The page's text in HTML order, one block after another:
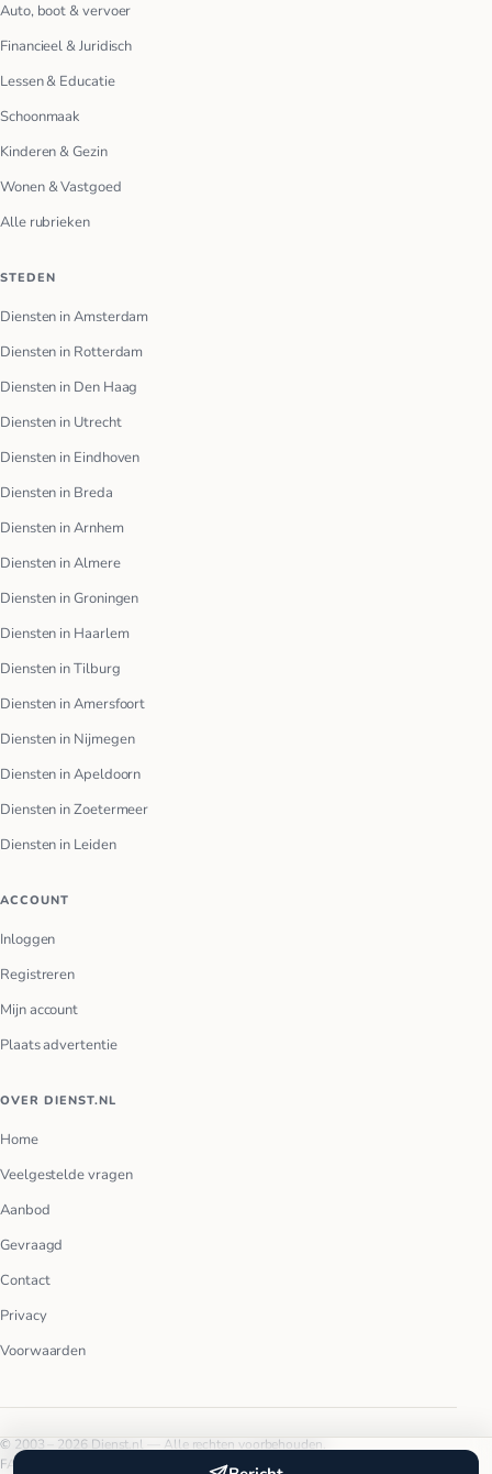
Auto, boot & vervoer
Financieel & Juridisch
Lessen & Educatie
Schoonmaak
Kinderen & Gezin
Wonen & Vastgoed
Alle rubrieken
STEDEN
Diensten in Amsterdam
Diensten in Rotterdam
Diensten in Den Haag
Diensten in Utrecht
Diensten in Eindhoven
Diensten in Breda
Diensten in Arnhem
Diensten in Almere
Diensten in Groningen
Diensten in Haarlem
Diensten in Tilburg
Diensten in Amersfoort
Diensten in Nijmegen
Diensten in Apeldoorn
Diensten in Zoetermeer
Diensten in Leiden
ACCOUNT
Inloggen
Registreren
Mijn account
Plaats advertentie
OVER DIENST.NL
Home
Veelgestelde vragen
Aanbod
Gevraagd
Contact
Privacy
Voorwaarden
© 2003 – 2026 Dienst.nl — Alle rechten voorbehouden.
FAQ